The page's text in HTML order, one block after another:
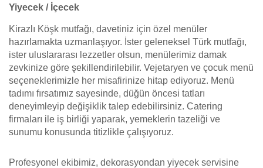
Yiyecek / İçecek
Kirazlı Köşk mutfağı, davetiniz için özel menüler
hazırlamakta uzmanlaşıyor. İster geleneksel Türk mutfağı,
ister uluslararası lezzetler olsun, menülerimiz damak
zevkinize göre şekillendirilebilir. Vejetaryen ve çocuk menü
seçeneklerimizle her misafirinize hitap ediyoruz. Menü
tadımı fırsatımız sayesinde, düğün öncesi tatları
deneyimleyip değişiklik talep edebilirsiniz. Catering
firmaları ile iş birliği yaparak, yemeklerin tazeliği ve
sunumu konusunda titizlikle çalışıyoruz.
Profesyonel ekibimiz, dekorasyondan yiyecek servisine